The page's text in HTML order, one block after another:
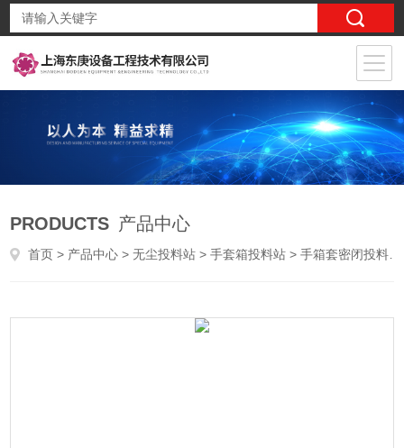
PRODUCTS 产品中心
首页 > 产品中心 >无尘投料站 >手套箱投料站 > 手箱套密闭投料站规格